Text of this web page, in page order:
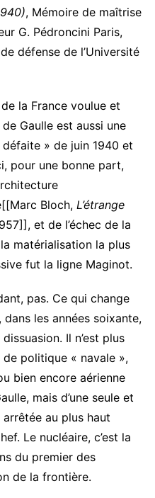
, Mémoire de maîtrise
G. Pédroncini Paris,
défense de l’Université
la France voulue et
Gaulle est aussi une
défaite » de juin 1940 et
pour une bonne part,
Bloch, L’étrange
et de l’échec de la
matérialisation la plus
fut la ligne Maginot.
pas. Ce qui change
les années soixante,
Il n’est plus
politique « navale »,
bien encore aérienne
mais d’une seule et
au plus haut
Le nucléaire, c’est la
du premier des
de la frontière.